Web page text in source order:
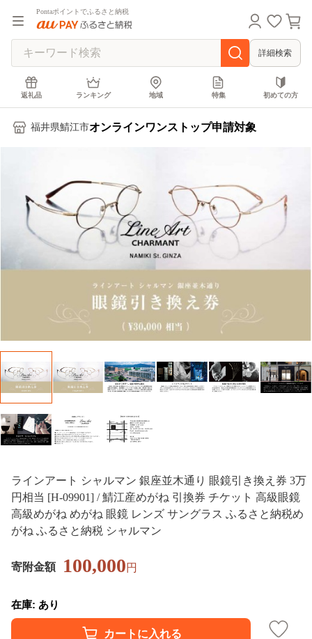
Pontaポイントでふるさと納税
詳細検索
返礼品 ランキング 地域 特集 初めての方
福井県鯖江市オンラインワンストップ申請対象
ラインアート シャルマン 銀座並木通り 眼鏡引き換え券 3万
円相当 [H-09901] / 鯖江産めがね 引換券 チケット 高級眼鏡
高級めがね めがね 眼鏡 レンズ サングラス ふるさと納税め
がね ふるさと納税 シャルマン
寄附金額 100,000円
在庫: あり